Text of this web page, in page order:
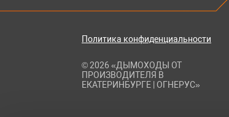
Политика конфиденциальности
© 2026 «ДЫМОХОДЫ ОТ
ПРОИЗВОДИТЕЛЯ В
ЕКАТЕРИНБУРГЕ | ОГНЕРУС»